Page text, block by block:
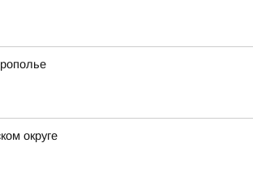
округе